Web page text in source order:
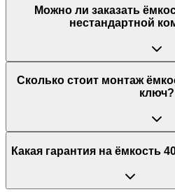
Можно ли заказать
нестандартной
Сколько стоит монтаж
ключ?
Какая гарантия на ёмкость